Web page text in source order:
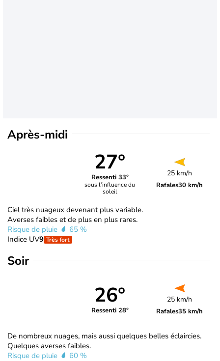
Après-midi
27°
Ressenti 33°
sous l’influence du
soleil
25 km/h
Rafales30 km/h
Ciel très nuageux devenant plus variable.
Averses faibles et de plus en plus rares.
Risque de pluie
65 %
Indice UV9 Très fort
Soir
26°
Ressenti 28°
25 km/h
Rafales35 km/h
De nombreux nuages, mais aussi quelques belles éclaircies.
Quelques averses faibles.
Risque de pluie
60 %